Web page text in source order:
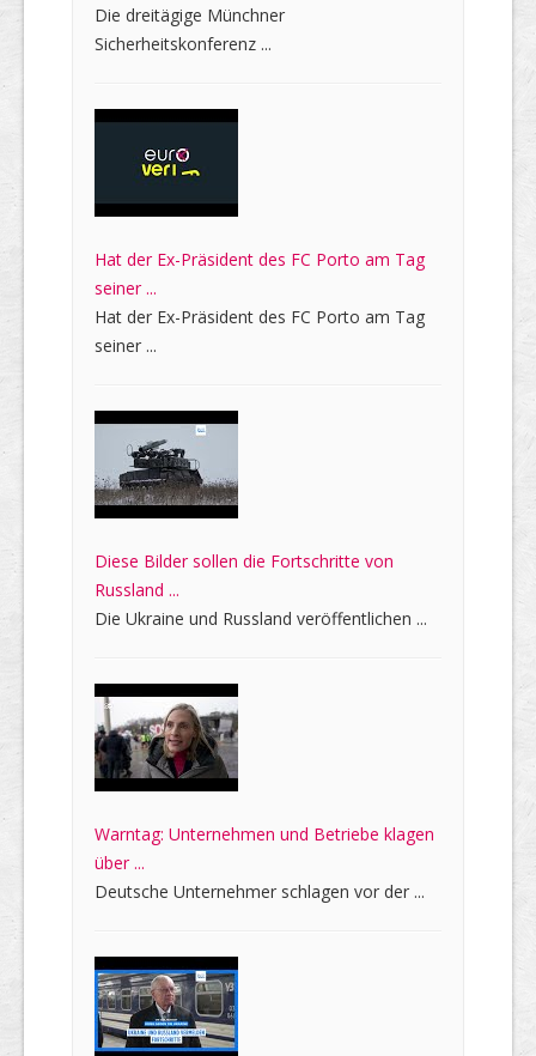
Die dreitägige Münchner
Sicherheitskonferenz ...
Hat der Ex-Präsident des FC Porto am Tag
seiner ...
Hat der Ex-Präsident des FC Porto am Tag
seiner ...
Diese Bilder sollen die Fortschritte von
Russland ...
Die Ukraine und Russland veröffentlichen ...
Warntag: Unternehmen und Betriebe klagen
über ...
Deutsche Unternehmer schlagen vor der ...